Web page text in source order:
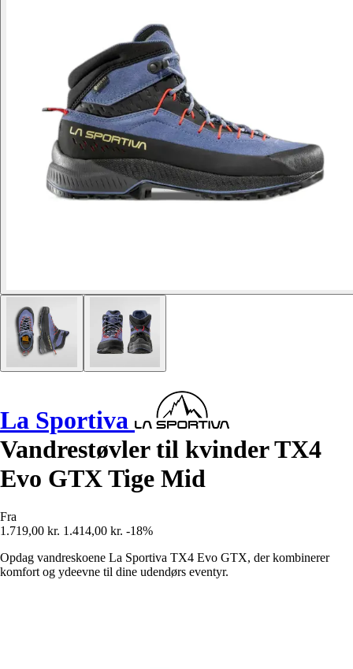
La Sportiva
Vandrestøvler til kvinder TX4
Evo GTX Tige Mid
Fra
1.719,00 kr. 1.414,00 kr. -18%
Opdag vandreskoene La Sportiva TX4 Evo GTX, der kombinerer
komfort og ydeevne til dine udendørs eventyr.